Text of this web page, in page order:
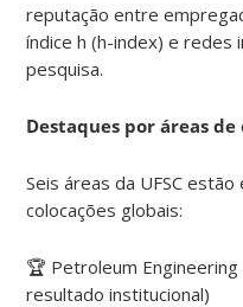
reputação entre
índice h (h-index) e redes
pesquisa.
Destaques por áreas
Seis áreas da UFSC
colocações globais:
🏆 Petroleum
resultado institucional)